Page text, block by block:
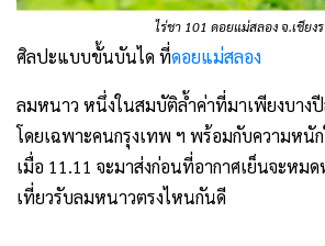
ไร่ชา 101 ดอยแม่สลอง จ.เชียง
ศิลปะแบบขั้นบันได ที่ดอยแม่สลอง
ลมหนาว หนึ่งในสมบัติล้ำค่าที่มาเพียงบางปี
โดยเฉพาะคนกรุงเทพ ฯ พร้อมกับความหนัก
เมื่อ 11.11 จะมาส่งก่อนที่อากาศเย็นจะหม
เที่ยวรับลมหนาวตรงไหนกันดี